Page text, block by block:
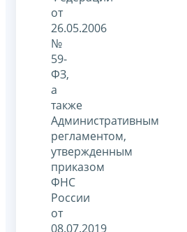
от
26.05.2006
№
59-
ФЗ,
а
также
Административным
регламентом,
утвержденным
приказом
ФНС
России
от
08.07.2019